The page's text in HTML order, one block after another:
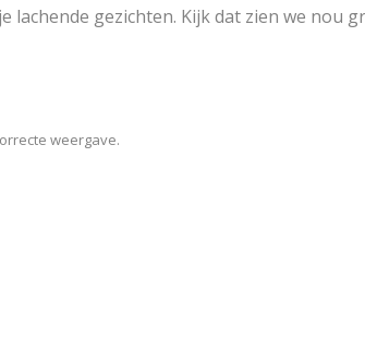
lachende gezichten. Kijk dat zien we nou
weergave.